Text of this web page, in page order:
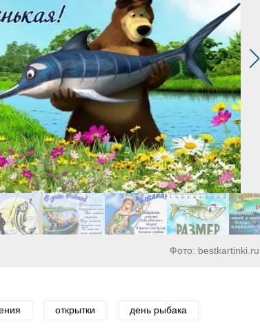
Фото: bestkartinki.ru
открытки день рыбака